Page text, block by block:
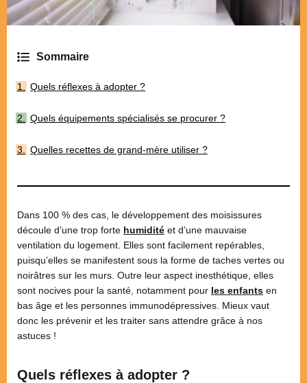
Quels réflexes à adopter ?
Quels équipements spécialisés se procurer ?
Quelles recettes de grand-mère utiliser ?
Dans 100 % des cas, le développement des moisissures
découle d’une trop forte humidité et d’une mauvaise
ventilation du logement. Elles sont facilement repérables,
puisqu’elles se manifestent sous la forme de taches vertes ou
noirâtres sur les murs. Outre leur aspect inesthétique, elles
sont nocives pour la santé, notamment pour les enfants en
bas âge et les personnes immunodépressives. Mieux vaut
donc les prévenir et les traiter sans attendre grâce à nos
astuces !
Quels réflexes à adopter ?